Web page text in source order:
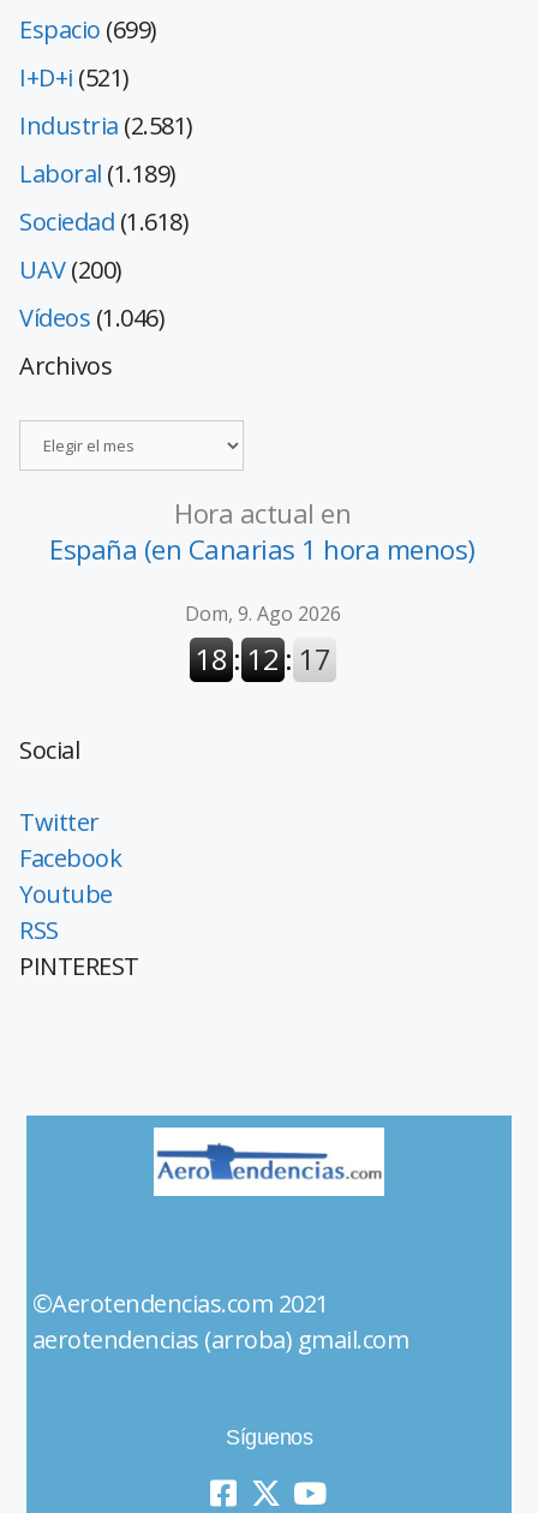
Espacio (699)
I+D+i (521)
Industria (2.581)
Laboral (1.189)
Sociedad (1.618)
UAV(200)
Vídeos (1.046)
Archivos
Hora actual en
España (en Canarias 1 hora menos)
Social
Twitter
Facebook
Youtube
RSS
PINTEREST
©Aerotendencias.com 2021
aerotendencias (arroba) gmail.com
Síguenos